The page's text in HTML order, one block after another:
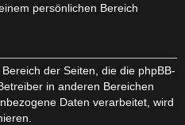
persönlichen Bereich
der Seiten, die die phpBB-
in anderen Bereichen
Daten verarbeitet, wird